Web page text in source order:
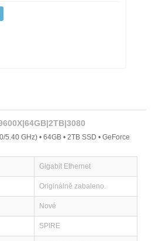
GHz) • 64GB • 2TB SSD • GeForce
Gigabit Ethernet
Originálně zabaleno.
Nové
SPIRE